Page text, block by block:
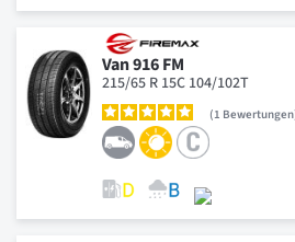
Van 916 FM
215/65 R 15C 104/102T
1 Bewertungen